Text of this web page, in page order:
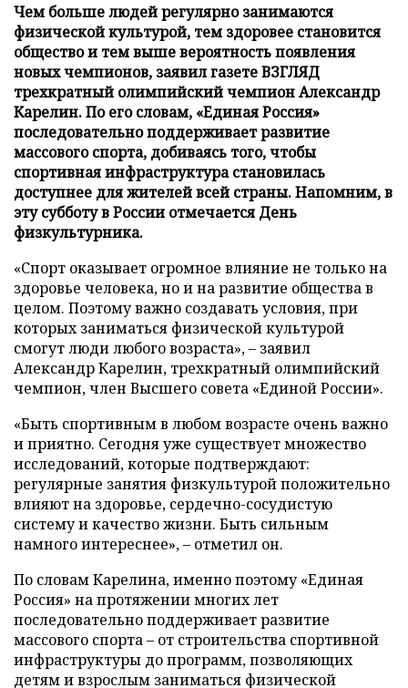
Чем больше людей регулярно занимаются
физической культурой, тем здоровее становится
общество и тем выше вероятность появления
новых чемпионов, заявил газете ВЗГЛЯД
трехкратный олимпийский чемпион Александр
Карелин. По его словам, «Единая Россия»
последовательно поддерживает развитие
массового спорта, добиваясь того, чтобы
спортивная инфраструктура становилась
доступнее для жителей всей страны. Напомним, в
эту субботу в России отмечается День
физкультурника.
«Спорт оказывает огромное влияние не только на
здоровье человека, но и на развитие общества в
целом. Поэтому важно создавать условия, при
которых заниматься физической культурой
смогут люди любого возраста», – заявил
Александр Карелин, трехкратный олимпийский
чемпион, член Высшего совета «Единой России».
«Быть спортивным в любом возрасте очень важно
и приятно. Сегодня уже существует множество
исследований, которые подтверждают:
регулярные занятия физкультурой положительно
влияют на здоровье, сердечно-сосудистую
систему и качество жизни. Быть сильным
намного интереснее», – отметил он.
По словам Карелина, именно поэтому «Единая
Россия» на протяжении многих лет
последовательно поддерживает развитие
массового спорта – от строительства спортивной
инфраструктуры до программ, позволяющих
детям и взрослым заниматься физической